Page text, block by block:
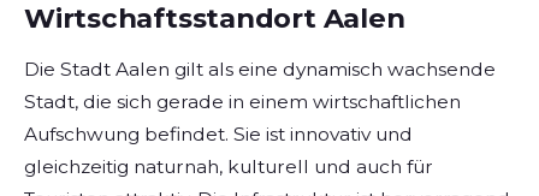
Wirtschaftsstandort Aalen
Die Stadt Aalen gilt als eine dynamisch wachsende
Stadt, die sich gerade in einem wirtschaftlichen
Aufschwung befindet. Sie ist innovativ und
gleichzeitig naturnah, kulturell und auch für